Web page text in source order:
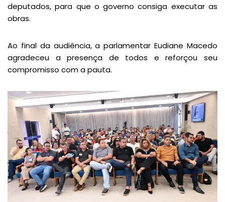
deputados, para que o governo consiga executar as
obras.
Ao final da audiência, a parlamentar Eudiane Macedo
agradeceu a presença de todos e reforçou seu
compromisso com a pauta.